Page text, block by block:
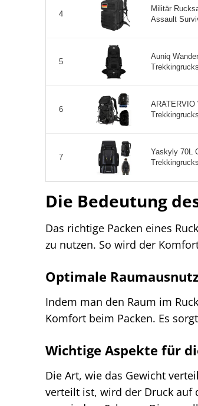
4
Militär
Assault
5
Auniq
6
ARATERVIO
7
Yaskyly 70L
Die Bedeutung
Das richtige Packen eines
zu nutzen. So wird der
Optimale
Indem man den Raum im
Komfort beim Packen. Es
Wichtige Aspekte für
Die Art, wie das Gewicht
verteilt ist, wird der Druck auf